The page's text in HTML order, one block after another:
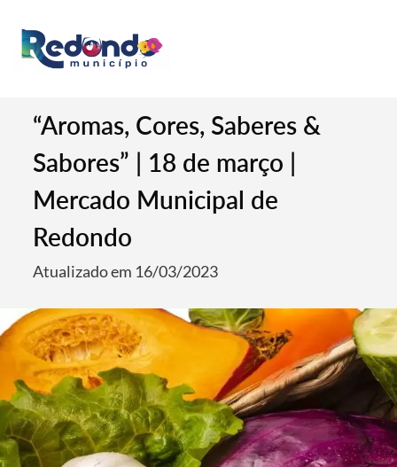
“Aromas, Cores, Saberes &
Sabores” | 18 de março |
Mercado Municipal de
Redondo
Atualizado em 16/03/2023